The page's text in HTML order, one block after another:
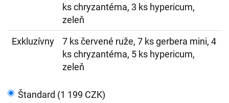
ks chryzantéma, 3 ks hypericum,
zeleň
Exkluzívny
7 ks červené ruže, 7 ks gerbera mini, 4
ks chryzantéma, 5 ks hypericum,
zeleň
Štandard (1 199 CZK)